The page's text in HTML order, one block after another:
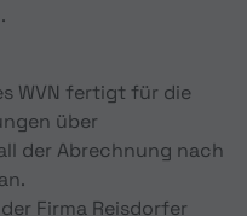
WVN fertigt für die
über
der Abrechnung nach
Firma Reisdorfer